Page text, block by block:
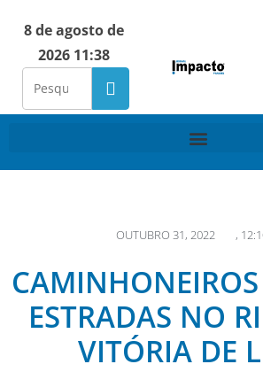
8 de agosto de
2026 11:38
OUTUBRO 31, 2022 ,
ESTRADAS NO
VITÓRIA DE